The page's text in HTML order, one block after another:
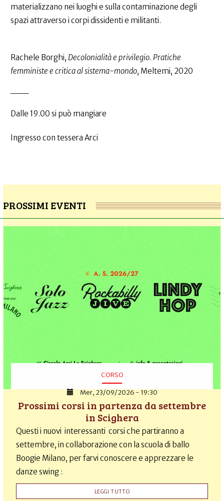
materializzano nei luoghi e sulla contaminazione degli
spazi attraverso i corpi dissidenti e militanti.
Rachele Borghi, Decolonialità e privilegio. Pratiche
femministe e critica al sistema-mondo, Meltemi, 2020
Dalle 19.00 si può mangiare
Ingresso con tessera Arci
PROSSIMI EVENTI
CORSO
Mer, 23/09/2026 - 19:30
Prossimi corsi in partenza da settembre
in Scighera
Questi i nuovi interessanti corsi che partiranno a
settembre, in collaborazione con la scuola di ballo
Boogie Milano, per farvi conoscere e apprezzare le
danze swing :
LEGGI TUTTO